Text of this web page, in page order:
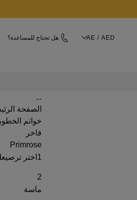
AE / AED هل تحتاج للمساعدة؟
...
الصفحة
خواتم
فاخر
Primrose
1 اختر
2
ماسة